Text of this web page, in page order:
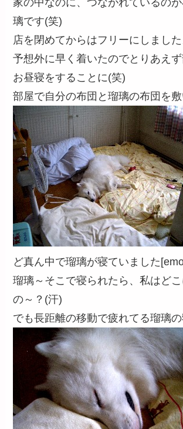
璃です(笑)
店を閉めてからはフリーにしました
予想外に早く着いたのでとりあえ
お昼寝をすることに(笑)
部屋で自分の布団と瑠璃の布団を
ど真ん中で瑠璃が寝ていました
瑠璃～そこで寝られたら、私はど
の～？(汗)
でも長距離の移動で疲れてる瑠璃